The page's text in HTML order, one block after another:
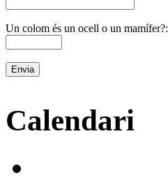
Un colom és un ocell o un mamífer?:
Calendari